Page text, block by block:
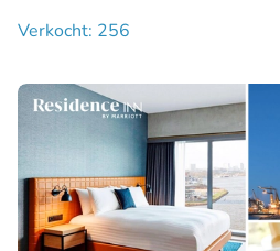
Verkocht: 256